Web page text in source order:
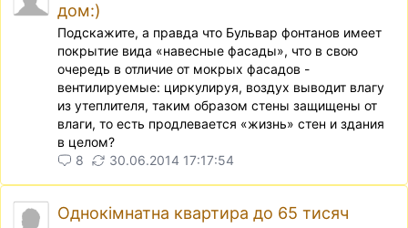
дом:)
Подскажите, а правда что Бульвар фонтанов имеет
покрытие вида «навесные фасады», что в свою
очередь в отличие от мокрых фасадов -
вентилируемые: циркулируя, воздух выводит влагу
из утеплителя, таким образом стены защищены от
влаги, то есть продлевается «жизнь» стен и здания
в целом?
8
30.06.2014 17:17:54
Однокімнатна квартира до 65 тисяч